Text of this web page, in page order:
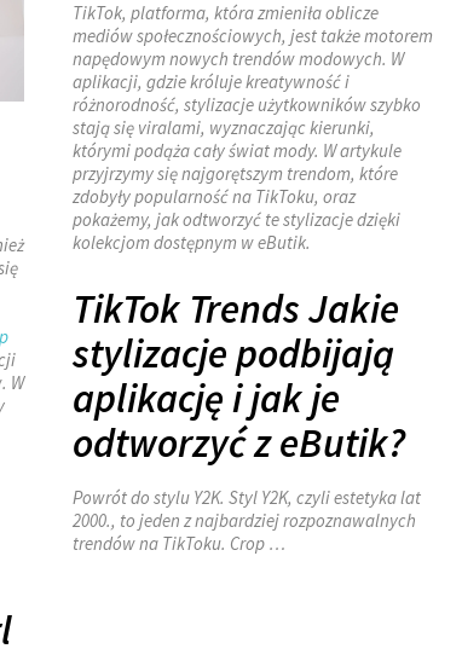
W
TikTok, platforma, która zmieniła oblicze
mediów społecznościowych, jest także motorem
napędowym nowych trendów modowych. W
aplikacji, gdzie króluje kreatywność i
różnorodność, stylizacje użytkowników szybko
stają się viralami, wyznaczając kierunki,
którymi podąża cały świat mody. W artykule
przyjrzymy się najgorętszym trendom, które
zdobyły popularność na TikToku, oraz
pokażemy, jak odtworzyć te stylizacje dzięki
kolekcjom dostępnym w eButik.
TikTok Trends Jakie
stylizacje podbijają
aplikację i jak je
odtworzyć z eButik?
Powrót do stylu Y2K. Styl Y2K, czyli estetyka lat
2000., to jeden z najbardziej rozpoznawalnych
trendów na TikToku. Crop …